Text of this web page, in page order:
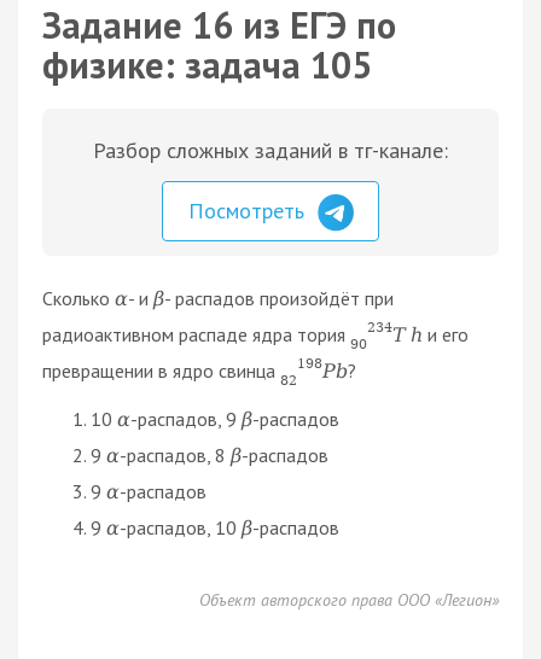
Задание 16 из ЕГЭ по
физике: задача 105
Разбор сложных заданий в тг-канале:
Посмотреть
Сколько α- и β- распадов произойдёт при
радиоактивном распаде ядра тория 90
234T h и его
превращении в ядро свинца 82
198Pb?
10 α-распадов, 9 β-распадов
9 α-распадов, 8 β-распадов
9 α-распадов
9 α-распадов, 10 β-распадов
Объект авторского права ООО «Легион»